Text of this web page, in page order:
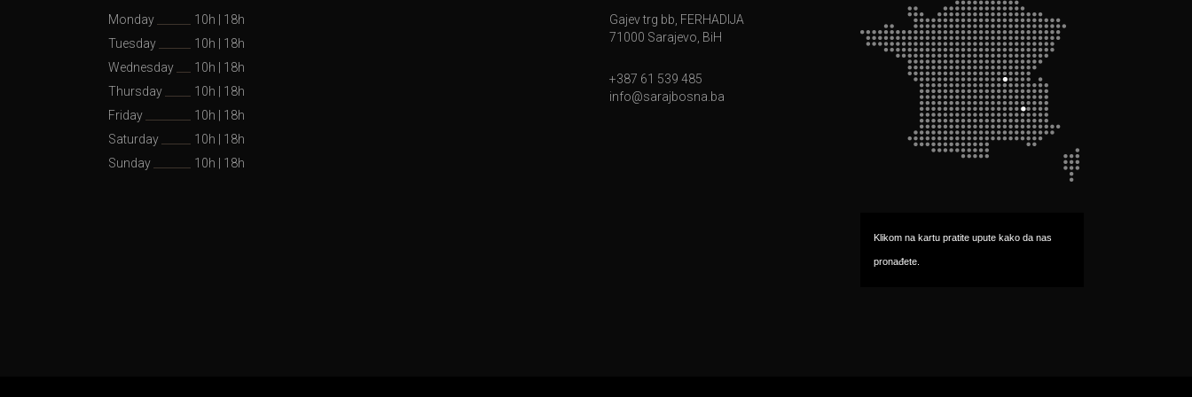
Monday 10h
18h
Tuesday
10h
18h
Wednesday
10h
18h
Thursday
10h
18h
Friday
10h
18h
Saturday
10h
18h
Sunday
10h 18h
Gajev trg bb, FERHADIJA
71000 Sarajevo, BiH
+387 61 539 485
info@sarajbosna.ba
Klikom na kartu pratite upute kako da nas
pronađete.